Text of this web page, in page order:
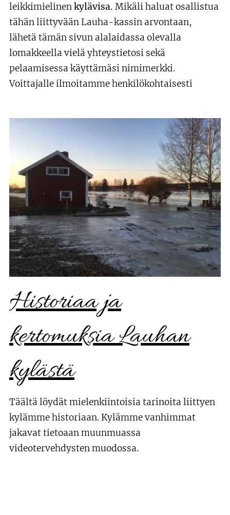
leikkimielinenkylävisa. Mikäli haluat osallistua
tähän liittyvään Lauha-kassin arvontaan,
lähetä tämän sivun alalaidassa olevalla
lomakkeella vielä yhteystietosi sekä
pelaamisessa käyttämäsi nimimerkki.
Voittajalle ilmoitamme henkilökohtaisesti
Historiaa ja
kertomuksia Lauhan
kylästä
Täältä löydät mielenkiintoisia tarinoita liittyen
kylämme historiaan. Kylämme vanhimmat
jakavat tietoaan muunmuassa
videotervehdysten muodossa.